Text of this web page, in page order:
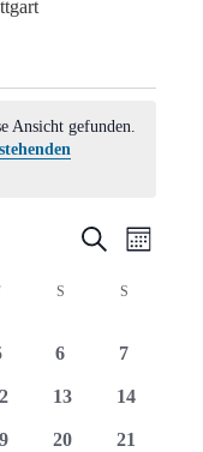
Ansicht gefunden.
Suche
SucheMonat
FREITAGS SAMSTAG
S
0
6
0
7
0
13
0
14
0
20
0
21